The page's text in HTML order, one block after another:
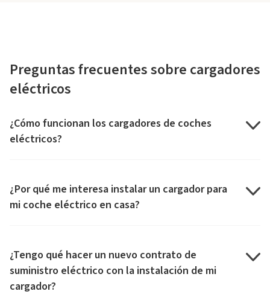
Preguntas frecuentes sobre cargadores
eléctricos
¿Cómo funcionan los cargadores de coches
eléctricos?
¿Por qué me interesa instalar un cargador para
mi coche eléctrico en casa?
¿Tengo qué hacer un nuevo contrato de
suministro eléctrico con la instalación de mi
cargador?